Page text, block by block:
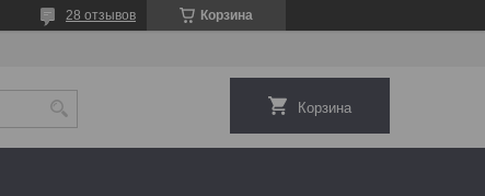
Корзина
28 отзывов
Корзина